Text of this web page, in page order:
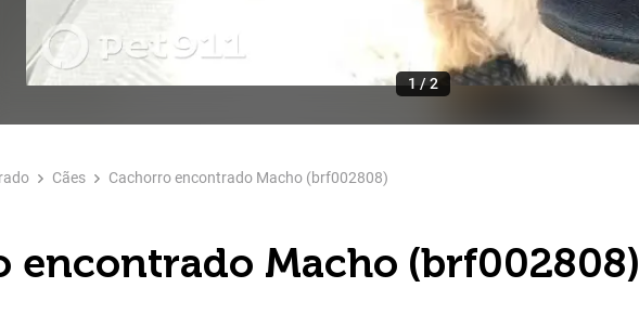
1/2
Cães Cachorro encontrado Macho (brf002808)
encontrado Macho (brf002808)